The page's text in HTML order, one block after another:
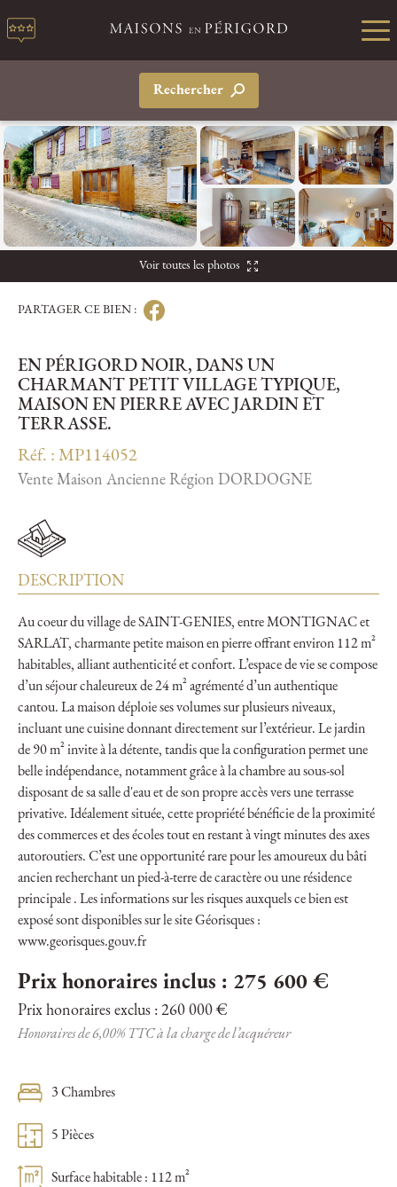
Rechercher
Voir toutes les photos
PARTAGER CE BIEN :
EN PÉRIGORD NOIR, DANS UN
CHARMANT PETIT VILLAGE TYPIQUE,
MAISON EN PIERRE AVEC JARDIN ET
TERRASSE.
Réf. : MP114052
Vente Maison Ancienne Région DORDOGNE
DESCRIPTION
Au coeur du village de SAINT-GENIES, entre MONTIGNAC et
SARLAT, charmante petite maison en pierre offrant environ 112 m²
habitables, alliant authenticité et confort. L’espace de vie se compose
d’un séjour chaleureux de 24 m² agrémenté d’un authentique
cantou. La maison déploie ses volumes sur plusieurs niveaux,
incluant une cuisine donnant directement sur l’extérieur. Le jardin
de 90 m² invite à la détente, tandis que la configuration permet une
belle indépendance, notamment grâce à la chambre au sous-sol
disposant de sa salle d'eau et de son propre accès vers une terrasse
privative. Idéalement située, cette propriété bénéficie de la proximité
des commerces et des écoles tout en restant à vingt minutes des axes
autoroutiers. C’est une opportunité rare pour les amoureux du bâti
ancien recherchant un pied-à-terre de caractère ou une résidence
principale . Les informations sur les risques auxquels ce bien est
exposé sont disponibles sur le site Géorisques :
www.georisques.gouv.fr
Prix honoraires inclus : 275 600 €
Prix honoraires exclus : 260 000 €
Honoraires de 6,00% TTC à la charge de l’acquéreur
3 Chambres
5 Pièces
Surface habitable : 112 m²